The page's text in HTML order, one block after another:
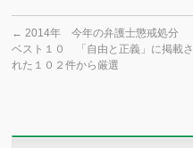
← 2014年 今年の弁護士懲戒処分
ベスト１０ 「自由と正義」に掲載さ
れた１０２件から厳選